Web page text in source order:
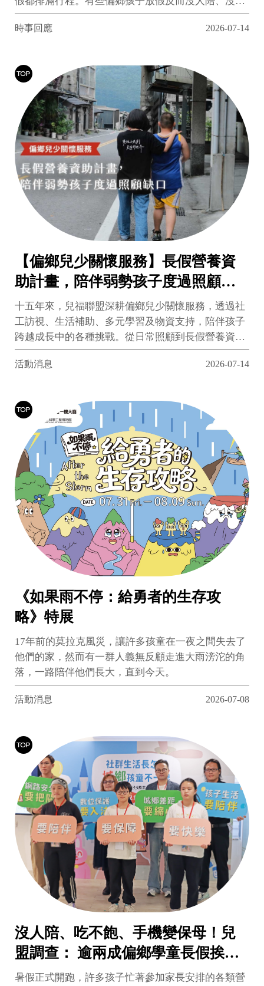
方去，手機成了唯一玩伴。提醒您，除了問孩子「滑
多久」，也試著問一句「你今天過得好嗎」。
時事回應 2026-07-14
【偏鄉兒少關懷服務】長假營養資
助計畫，陪伴弱勢孩子度過照顧缺
口
十五年來，兒福聯盟深耕偏鄉兒少關懷服務，透過社
工訪視、生活補助、多元學習及物資支持，陪伴孩子
跨越成長中的各種挑戰。從日常照顧到長假營養資
助，我們持續守護每位偏鄉孩子，讓成長不因資源不
足而受限。
活動消息 2026-07-14
《如果雨不停：給勇者的生存攻
略》特展
17年前的莫拉克風災，讓許多孩童在一夜之間失去了
他們的家，然而有一群人義無反顧走進大雨滂沱的角
落，一路陪伴他們長大，直到今天。
活動消息 2026-07-08
沒人陪、吃不飽、手機變保母！兒
盟調查： 逾兩成偏鄉學童長假挨
餓、近四成個資裸奔
暑假正式開跑，許多孩子忙著參加家長安排的各類營